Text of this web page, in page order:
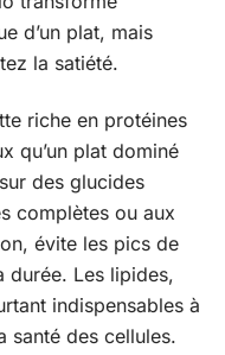
d’un plat, mais
la satiété.
riche en protéines
qu’un plat dominé
des glucides
complètes ou aux
évite les pics de
durée. Les lipides,
indispensables à
santé des cellules.